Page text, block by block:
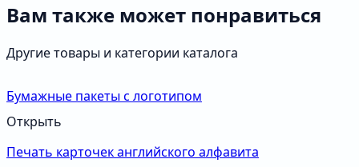
Вам также может понравиться
Другие товары и категории каталога
Бумажные пакеты с логотипом
Открыть
Печать карточек английского алфавита